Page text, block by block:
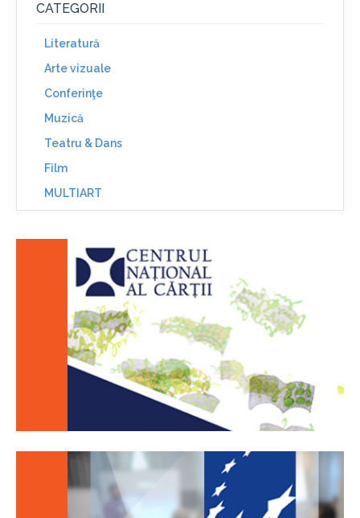
CATEGORII
Literatură
Arte vizuale
Conferinţe
Muzică
Teatru & Dans
Film
MULTIART